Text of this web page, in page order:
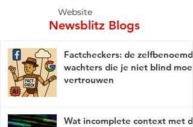
Website
Newsblitz Blogs
Factcheckers: de zelfbenoemde
wachters die je niet blind moet
vertrouwen
Wat incomplete context met de